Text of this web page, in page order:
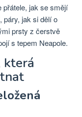
přátele, jak se smějí
páry, jak si dělí o
prsty z čerstvě
s tepem Neapole.